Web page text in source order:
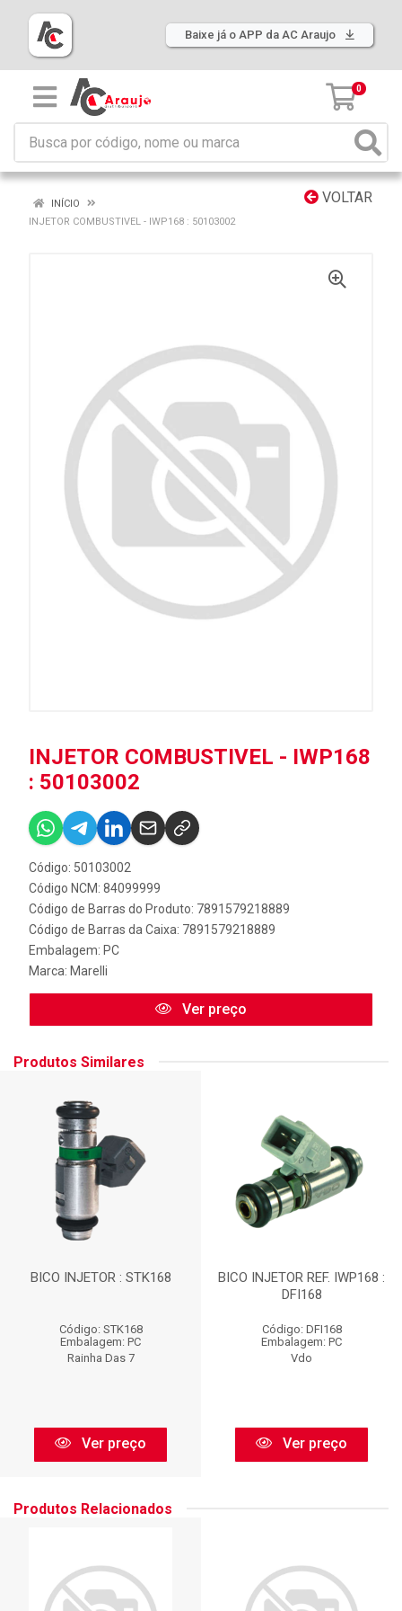
Baixe já o APP da AC Araujo
0
VOLTAR
INÍCIO
INJETOR COMBUSTIVEL - IWP168 : 50103002
INJETOR COMBUSTIVEL - IWP168
: 50103002
Código: 50103002
Código NCM: 84099999
Código de Barras do Produto: 7891579218889
Código de Barras da Caixa: 7891579218889
Embalagem: PC
Marca: Marelli
Ver preço
Produtos Similares
BICO INJETOR : STK168
Código: STK168
Embalagem: PC
Rainha Das 7
Ver preço
BICO INJETOR REF. IWP168 :
DFI168
Código: DFI168
Embalagem: PC
Vdo
Ver preço
Produtos Relacionados